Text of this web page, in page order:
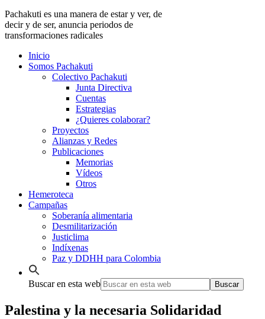
Pachakuti es una manera de estar y ver, de
decir y de ser, anuncia periodos de
transformaciones radicales
Inicio
Somos Pachakuti
Colectivo Pachakuti
Junta Directiva
Cuentas
Estrategias
¿Quieres colaborar?
Proyectos
Alianzas y Redes
Publicaciones
Memorias
Vídeos
Otros
Hemeroteca
Campañas
Soberanía alimentaria
Desmilitarización
Justiclima
Indíxenas
Paz y DDHH para Colombia
Buscar en esta web
Palestina y la necesaria Solidaridad